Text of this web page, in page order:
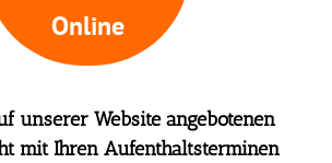
Online
unserer Website angebotenen
mit Ihren Aufenthaltsterminen